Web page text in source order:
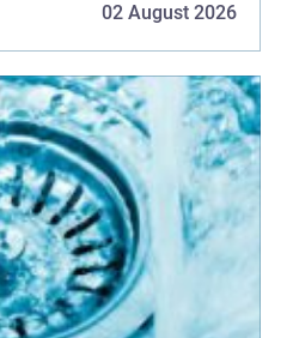
02 August 2026